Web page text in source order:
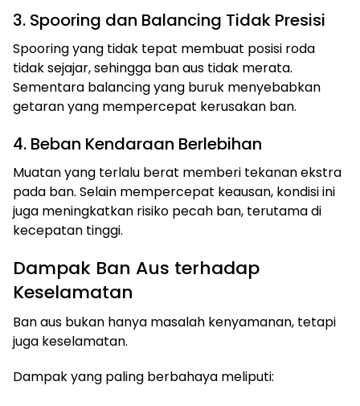
3. Spooring dan Balancing Tidak Presisi
Spooring yang tidak tepat membuat posisi roda
tidak sejajar, sehingga ban aus tidak merata.
Sementara balancing yang buruk menyebabkan
getaran yang mempercepat kerusakan ban.
4. Beban Kendaraan Berlebihan
Muatan yang terlalu berat memberi tekanan ekstra
pada ban. Selain mempercepat keausan, kondisi ini
juga meningkatkan risiko pecah ban, terutama di
kecepatan tinggi.
Dampak Ban Aus terhadap
Keselamatan
Ban aus bukan hanya masalah kenyamanan, tetapi
juga keselamatan.
Dampak yang paling berbahaya meliputi: